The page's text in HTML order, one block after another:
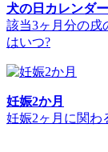
犬の日カレンダー
該当3ヶ月分の戌
はいつ?
妊娠2か月
妊娠2ヶ月に関わ